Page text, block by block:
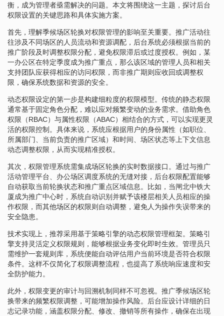
衡，成为管理者亟需解决的问题。本文将围绕这一主题，探讨后台
权限设置的关键思路和具体实施方案。
首先，理解季候场区轮换对权限管理的影响至关重要。推广活动往
往涉及不同场区的人员流动和资源调配，后台系统必须根据当前的
推广阶段及时调整权限分配，避免权限滞后或过度授权。例如，某
一办公区在特定季度成为推广重点，那么该区域的管理人员和相关
支持团队应获得相应的访问权限，而非推广期则应收回或调整权
限，确保系统数据和资源的安全。
动态权限设定的第一步是构建细粒度的权限模型。传统的静态权限
通常基于固定角色分配，难以应对频繁变动的业务需求。借助角色
权限（RBAC）与属性权限（ABAC）相结合的方式，可以实现更灵
活的权限控制。具体来说，系统应根据用户的身份属性（如职位、
所属部门、当前负责的推广区域）和时间、场区状态等上下文信息
动态调整权限，从而实现精准授权。
其次，权限管理系统需集成场区轮换的实时数据接口。通过与推广
活动管理平台、办公场区调度系统的无缝对接，后台权限配置能够
自动获取当前轮换状态和推广重点区域信息。比如，当闸北中铁大
厦成为推广中心时，系统自动识别并赋予该楼层相关人员相应的操
作权限，而其他场区的权限则自动调整，避免人为操作失误带来的
安全隐患。
技术实现上，推荐采用基于策略引擎的动态权限管理框架。策略引
擎支持灵活定义权限规则，能够根据业务变化即时生效。管理员只
需维护一套规则库，系统便能自动评估用户当前环境是否符合权限
条件。这样不仅简化了权限调整流程，也提高了系统响应速度和安
全防护能力。
此外，权限变更的审计与回溯机制同样不可忽视。推广季候场区轮
换带来的频繁权限调整，可能增加操作风险。后台应设计详细的日
志记录功能，涵盖权限分配、修改、撤销等所有操作，确保在出现